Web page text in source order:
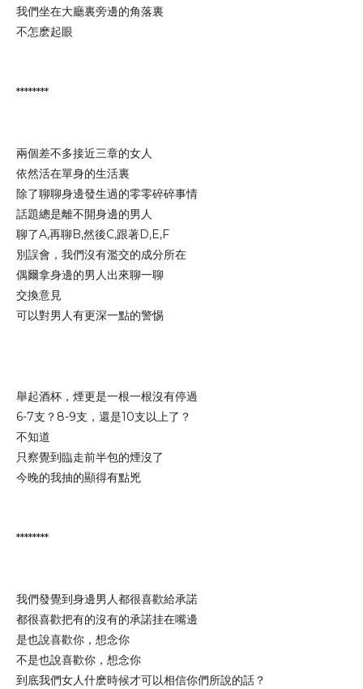
我們坐在大廳裏旁邊的角落裏
不怎麽起眼
********
兩個差不多接近三章的女人
依然活在單身的生活裏
除了聊聊身邊發生過的零零碎碎事情
話題總是離不開身邊的男人
聊了A,再聊B,然後C,跟著D,E,F
別誤會，我們沒有濫交的成分所在
偶爾拿身邊的男人出來聊一聊
交換意見
可以對男人有更深一點的警惕
舉起酒杯，煙更是一根一根沒有停過
6-7支？8-9支，還是10支以上了？
不知道
只察覺到臨走前半包的煙沒了
今晚的我抽的顯得有點兇
********
我們發覺到身邊男人都很喜歡給承諾
都很喜歡把有的沒有的承諾挂在嘴邊
是也說喜歡你，想念你
不是也說喜歡你，想念你
到底我們女人什麽時候才可以相信你們所說的話？